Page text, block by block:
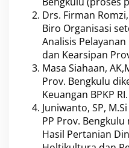
Drs. Firman
Biro Organisasi
Analisis
dan Kearsipan
Masa Siahaan,
Prov. Bengkulu
Keuangan BPKP RI.
Juniwanto, SP,
PP Prov.
Hasil Pertanian